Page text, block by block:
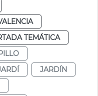
TEMÁTICA
JARDÍN